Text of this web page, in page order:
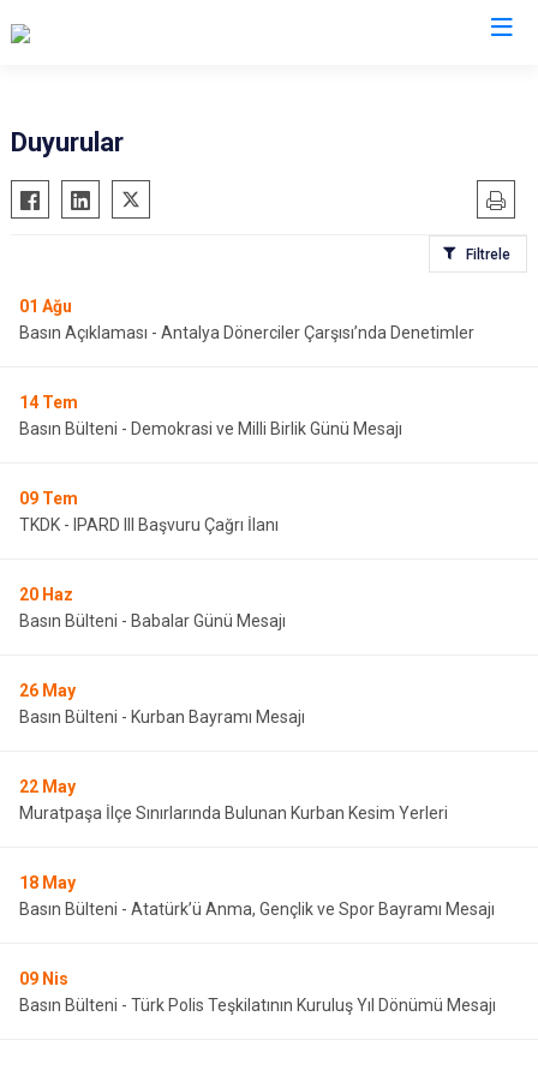
Akseki
Alanya
Finike
Gazipaşa
İbradı
Kaş
Kemer
Aksu
Duyurular
Filtrele
01 Ağu
Basın Açıklaması - Antalya Dönerciler Çarşısı’nda Denetimler
14 Tem
Basın Bülteni - Demokrasi ve Milli Birlik Günü Mesajı
09 Tem
TKDK - IPARD III Başvuru Çağrı İlanı
20 Haz
Basın Bülteni - Babalar Günü Mesajı
26 May
Basın Bülteni - Kurban Bayramı Mesajı
22 May
Muratpaşa İlçe Sınırlarında Bulunan Kurban Kesim Yerleri
18 May
Basın Bülteni - Atatürk’ü Anma, Gençlik ve Spor Bayramı Mesajı
09 Nis
Basın Bülteni - Türk Polis Teşkilatının Kuruluş Yıl Dönümü Mesajı